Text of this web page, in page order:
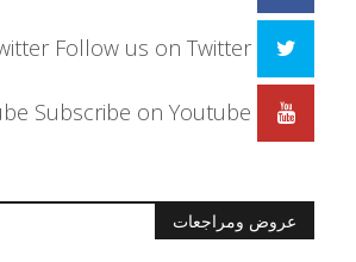
Follow us on Twitter
Subscribe on Youtube
عروض ومراجعات